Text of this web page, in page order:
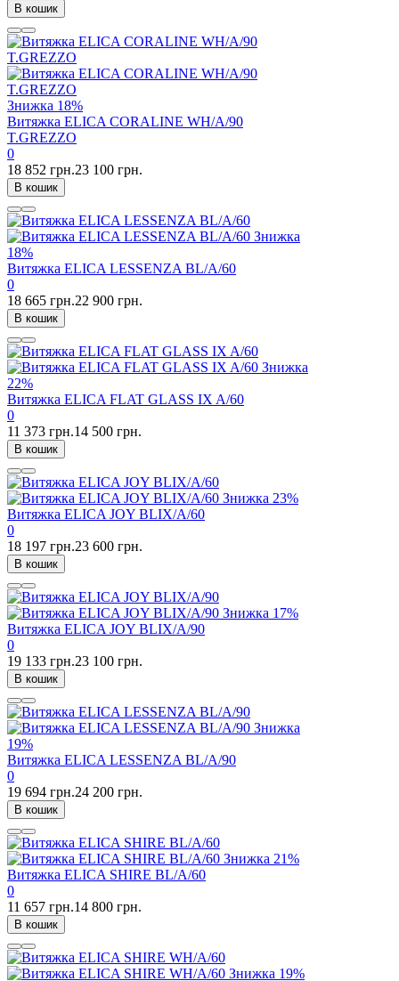
В кошик
Знижка 18%
Витяжка ELICA CORALINE WH/A/90
T.GREZZO
0
18 852 грн.23 100 грн.
В кошик
Знижка
18%
Витяжка ELICA LESSENZA BL/A/60
0
18 665 грн.22 900 грн.
В кошик
Знижка
22%
Витяжка ELICA FLAT GLASS IX A/60
0
11 373 грн.14 500 грн.
В кошик
Знижка 23%
Витяжка ELICA JOY BLIX/A/60
0
18 197 грн.23 600 грн.
В кошик
Знижка 17%
Витяжка ELICA JOY BLIX/A/90
0
19 133 грн.23 100 грн.
В кошик
Знижка
19%
Витяжка ELICA LESSENZA BL/A/90
0
19 694 грн.24 200 грн.
В кошик
Знижка 21%
Витяжка ELICA SHIRE BL/A/60
0
11 657 грн.14 800 грн.
В кошик
Знижка 19%